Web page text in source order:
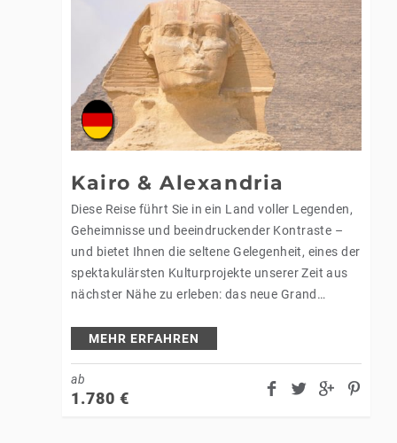
Kairo & Alexandria
Diese Reise führt Sie in ein Land voller Legenden,
Geheimnisse und beeindruckender Kontraste –
und bietet Ihnen die seltene Gelegenheit, eines der
spektakulärsten Kulturprojekte unserer Zeit aus
nächster Nähe zu erleben: das neue Grand
Museum…
MEHR ERFAHREN
ab
1.780 €